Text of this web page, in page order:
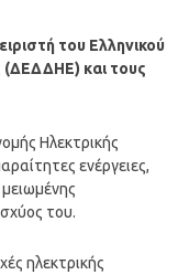
του Ελληνικού
(ΔΕΔΔΗΕ) και τους
Ηλεκτρικής
ενέργειες,
του.
ηλεκτρικής